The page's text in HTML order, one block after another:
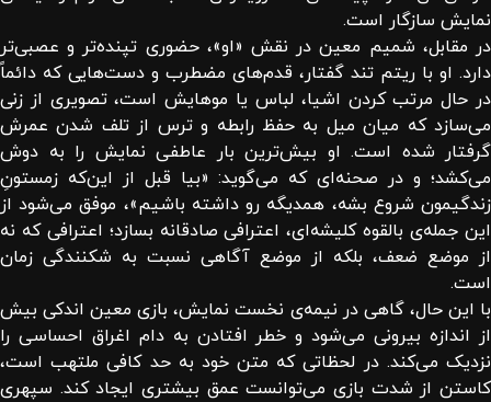
نمایش سازگار است.
در مقابل، شمیم معین در نقش «او»، حضوری تپنده‌تر و عصبی‌تر
دارد. او با ریتم تند گفتار، قدم‌های مضطرب و دست‌هایی که دائماً
در حال مرتب کردن اشیا، لباس یا موهایش است، تصویری از زنی
می‌سازد که میان میل به حفظ رابطه و ترس از تلف شدن عمرش
گرفتار شده است. او بیش‌ترین بار عاطفی نمایش را به دوش
می‌کشد؛ و در صحنه‌ای که می‌گوید: «بیا قبل از این‌که زمستونِ
زندگیمون شروع بشه، همدیگه رو داشته باشیم»، موفق می‌شود از
این جمله‌ی بالقوه کلیشه‌ای، اعترافی صادقانه بسازد؛ اعترافی که نه
از موضع ضعف، بلکه از موضع آگاهی نسبت به شکنندگی زمان
است.
با این حال، گاهی در نیمه‌ی نخست نمایش، بازی معین اندکی بیش
از اندازه بیرونی می‌شود و خطر افتادن به دام اغراق احساسی را
نزدیک می‌کند. در لحظاتی که متن خود به حد کافی ملتهب است،
کاستن از شدت بازی می‌توانست عمق بیشتری ایجاد کند. سپهری